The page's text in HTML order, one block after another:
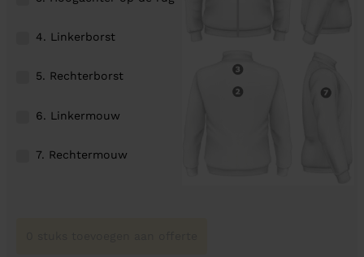
4. Linkerborst
5. Rechterborst
6. Linkermouw
7. Rechtermouw